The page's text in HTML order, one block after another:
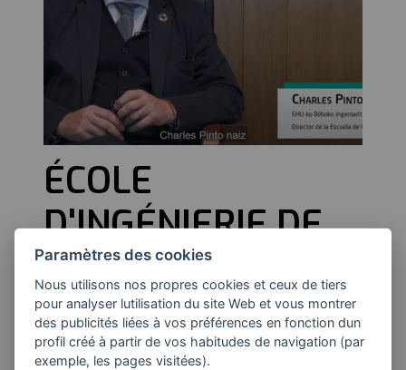
ÉCOLE
D'INGÉNIERIE DE
BILBAO, UPV / EHU
Charles Pinto, Directeur de l'École
d'ingénieurs de Bilbao, UPV / EHU.
Paramètres des cookies
Nous utilisons nos propres cookies et ceux de tiers
pour analyser lutilisation du site Web et vous montrer
des publicités liées à vos préférences en fonction dun
profil créé à partir de vos habitudes de navigation (par
exemple, les pages visitées).